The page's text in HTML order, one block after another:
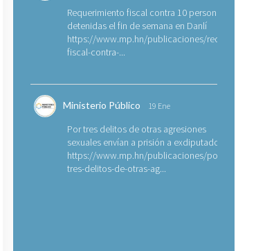
Requerimiento fiscal contra 10 personas
detenidas el fin de semana en Danlí
https://www.mp.hn/publicaciones/
fiscal-contra-...
Ministerio Público 19 Ene
Por tres delitos de otras agresiones
sexuales envían a prisión a exdiputado
https://www.mp.hn/publicaciones/por-
tres-delitos-de-otras-ag...